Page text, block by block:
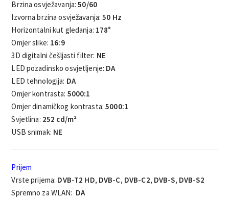
Brzina osvježavanja:50/60
Izvorna brzina osvježavanja: 50 Hz
Horizontalni kut gledanja: 178°
Omjer slike: 16:9
3D digitalni češljasti filter: NE
LED pozadinsko osvjetljenje: DA
LED tehnologija: DA
Omjer kontrasta: 5000:1
Omjer dinamičkog kontrasta:5000:1
Svjetlina: 252 cd/m²
USB snimak: NE
Prijem
Vrste prijema: DVB-T2 HD, DVB-C, DVB-C2, DVB-S, DVB-S2
Spremno za WLAN: DA